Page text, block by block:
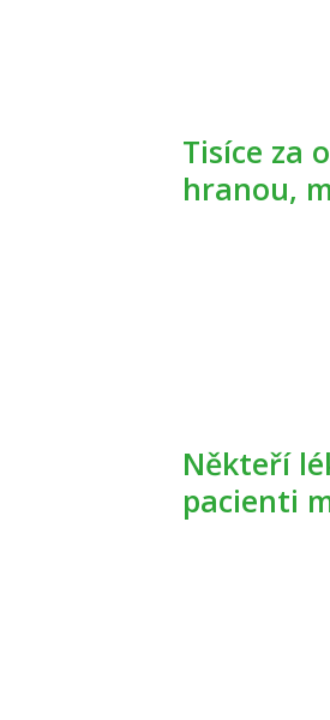
Tisíce za online rezervaci termínu? Někdy je to za
hranou,
Někteří lékaři vybírají tisíce za online objednání, platící
pacienti